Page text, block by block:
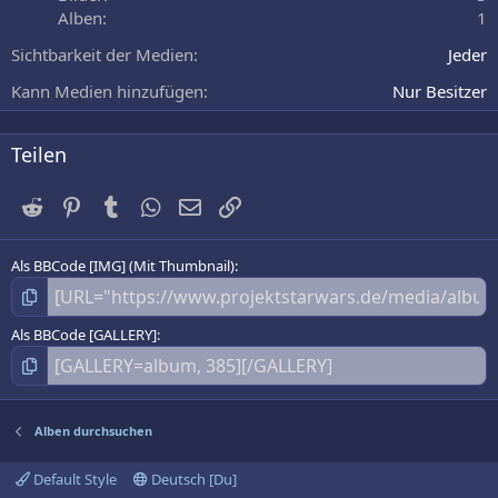
)
Alben
1
Sichtbarkeit der Medien
Jeder
Kann Medien hinzufügen
Nur Besitzer
Teilen
Reddit PinterestTumblrWhatsApp
E-Mail
Als BBCode [IMG] (Mit Thumbnail)
Als BBCode [GALLERY]
Alben durchsuchen
Default Style Deutsch [Du]